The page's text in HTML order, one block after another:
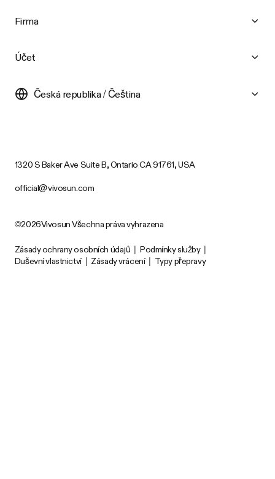
Firma
Účet
Česká republika / Čeština
1320 S Baker Ave Suite B, Ontario CA 91761, USA
official@vivosun.com
©2026Vivosun Všechna práva vyhrazena
Zásady ochrany osobních údajů | Podmínky služby |
Duševní vlastnictví | Zásady vrácení | Typy přepravy